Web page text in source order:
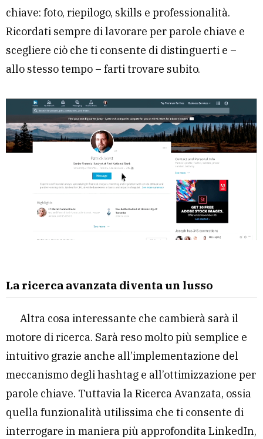
chiave: foto, riepilogo, skills e professionalità.
Ricordati sempre di lavorare per parole chiave e
scegliere ciò che ti consente di distinguerti e –
allo stesso tempo – farti trovare subito.
La ricerca avanzata diventa un lusso
Altra cosa interessante che cambierà sarà il
motore di ricerca. Sarà reso molto più semplice e
intuitivo grazie anche all’implementazione del
meccanismo degli hashtag e all’ottimizzazione per
parole chiave. Tuttavia la Ricerca Avanzata, ossia
quella funzionalità utilissima che ti consente di
interrogare in maniera più approfondita LinkedIn,